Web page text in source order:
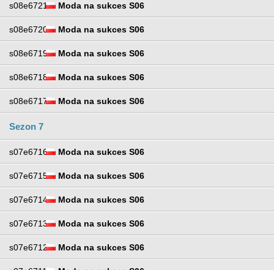
s08e6721 Moda na sukces S06
s08e6720 Moda na sukces S06
s08e6719 Moda na sukces S06
s08e6718 Moda na sukces S06
s08e6717 Moda na sukces S06
Sezon 7
s07e6716 Moda na sukces S06
s07e6715 Moda na sukces S06
s07e6714 Moda na sukces S06
s07e6713 Moda na sukces S06
s07e6712 Moda na sukces S06